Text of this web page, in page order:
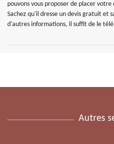
pouvons vous proposer de placer
Sachez qu'il dresse un devis gratuit et
d'autres informations, il suffit de le
Autres